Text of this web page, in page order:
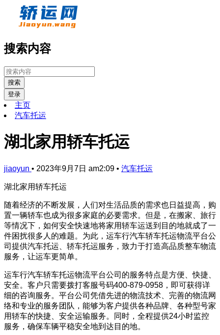
搜索内容
搜索
登录
主页
汽车托运
湖北家用轿车托运
jiaoyun • 2023年9月7日 am2:09 • 汽车托运
湖北家用轿车托运
随着经济的不断发展，人们对生活品质的需求也日益提高，购
置一辆轿车也成为很多家庭的必要需求。但是，在搬家、旅行
等情况下，如何安全快速地将家用轿车运送到目的地就成了一
件困扰很多人的难题。为此，运车行汽车轿车托运物流平台公
司提供汽车托运、轿车托运服务，致力于打造高品质整车物流
服务，让运车更简单。
运车行汽车轿车托运物流平台公司的服务特点是方便、快捷、
安全。客户只需要拨打客服号码400-879-0958，即可获得详
细的咨询服务。平台公司凭借先进的物流技术、完善的物流网
络和专业的服务团队，能够为客户提供各种品牌、各种型号家
用轿车的快捷、安全运输服务。同时，全程提供24小时监控
服务，确保车辆平稳安全地到达目的地。